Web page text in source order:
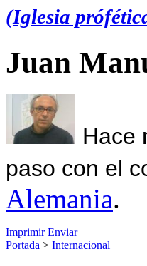
(Iglesia
Juan
Hace
paso con el
Alemania.
Imprimir Enviar
Portada > Internacional